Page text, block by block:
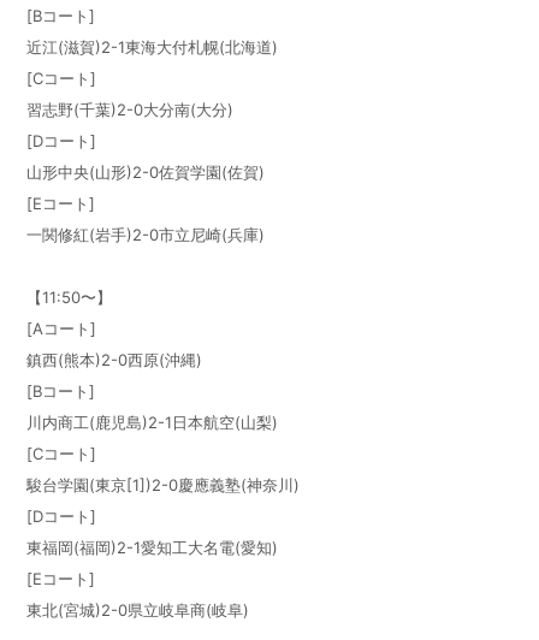
[Bコート]
近江(滋賀)2-1東海大付札幌(北海道)
[Cコート]
習志野(千葉)2-0大分南(大分)
[Dコート]
山形中央(山形)2-0佐賀学園(佐賀)
[Eコート]
一関修紅(岩手)2-0市立尼崎(兵庫)
【11:50〜】
[Aコート]
鎮西(熊本)2-0西原(沖縄)
[Bコート]
川内商工(鹿児島)2-1日本航空(山梨)
[Cコート]
駿台学園(東京[1])2-0慶應義塾(神奈川)
[Dコート]
東福岡(福岡)2-1愛知工大名電(愛知)
[Eコート]
東北(宮城)2-0県立岐阜商(岐阜)